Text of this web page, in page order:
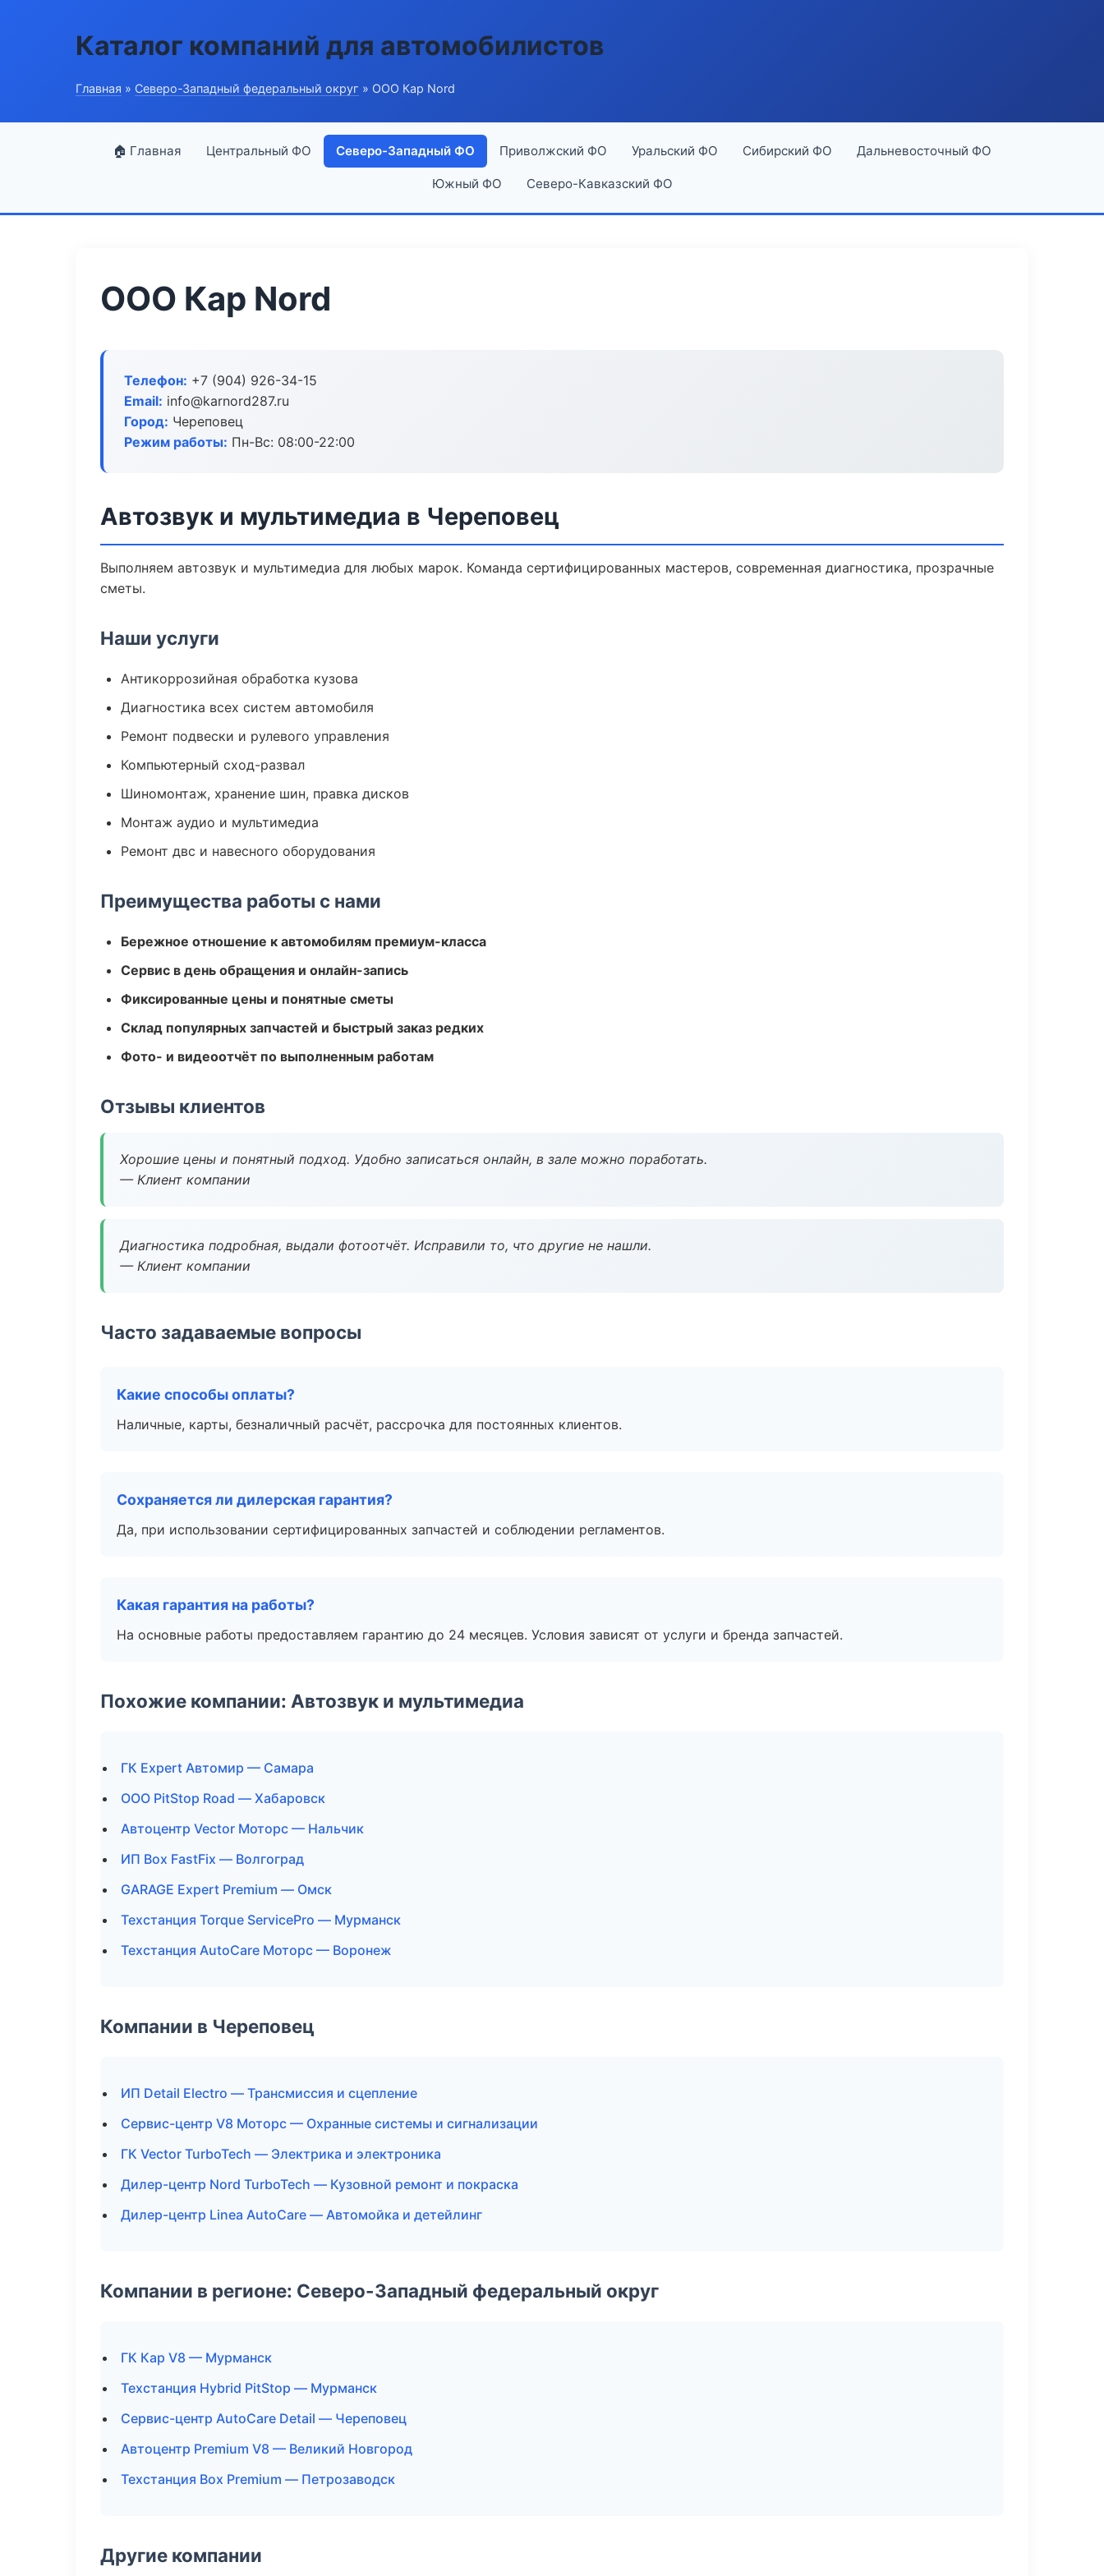
Каталог компаний для автомобилистов
Главная » Северо-Западный федеральный округ » ООО Кар Nord
🏠 Главная Центральный ФО Северо-Западный ФО Приволжский ФО Уральский ФО Сибирский ФО Дальневосточный ФО
Южный ФО Северо-Кавказский ФО
ООО Кар Nord
Телефон: +7 (904) 926-34-15
Email: info@karnord287.ru
Город: Череповец
Режим работы: Пн-Вс: 08:00-22:00
Автозвук и мультимедиа в Череповец
Выполняем автозвук и мультимедиа для любых марок. Команда сертифицированных мастеров, современная диагностика, прозрачные
сметы.
Наши услуги
Антикоррозийная обработка кузова
Диагностика всех систем автомобиля
Ремонт подвески и рулевого управления
Компьютерный сход-развал
Шиномонтаж, хранение шин, правка дисков
Монтаж аудио и мультимедиа
Ремонт двс и навесного оборудования
Преимущества работы с нами
Бережное отношение к автомобилям премиум-класса
Сервис в день обращения и онлайн-запись
Фиксированные цены и понятные сметы
Склад популярных запчастей и быстрый заказ редких
Фото- и видеоотчёт по выполненным работам
Отзывы клиентов
Хорошие цены и понятный подход. Удобно записаться онлайн, в зале можно поработать.
— Клиент компании
Диагностика подробная, выдали фотоотчёт. Исправили то, что другие не нашли.
— Клиент компании
Часто задаваемые вопросы
Какие способы оплаты?
Наличные, карты, безналичный расчёт, рассрочка для постоянных клиентов.
Сохраняется ли дилерская гарантия?
Да, при использовании сертифицированных запчастей и соблюдении регламентов.
Какая гарантия на работы?
На основные работы предоставляем гарантию до 24 месяцев. Условия зависят от услуги и бренда запчастей.
Похожие компании: Автозвук и мультимедиа
ГК Expert Автомир — Самара
ООО PitStop Road — Хабаровск
Автоцентр Vector Моторс — Нальчик
ИП Box FastFix — Волгоград
GARAGE Expert Premium — Омск
Техстанция Torque ServicePro — Мурманск
Техстанция AutoCare Моторс — Воронеж
Компании в Череповец
ИП Detail Electro — Трансмиссия и сцепление
Сервис-центр V8 Моторс — Охранные системы и сигнализации
ГК Vector TurboTech — Электрика и электроника
Дилер-центр Nord TurboTech — Кузовной ремонт и покраска
Дилер-центр Linea AutoCare — Автомойка и детейлинг
Компании в регионе: Северо-Западный федеральный округ
ГК Кар V8 — Мурманск
Техстанция Hybrid PitStop — Мурманск
Сервис-центр AutoCare Detail — Череповец
Автоцентр Premium V8 — Великий Новгород
Техстанция Box Premium — Петрозаводск
Другие компании